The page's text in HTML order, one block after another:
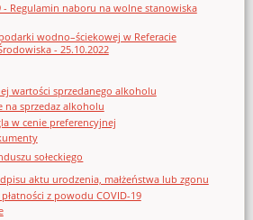
- Regulamin naboru na wolne stanowiska
wodno–ściekowej w Referacie
- 25.10.2022
wartości sprzedanego alkoholu
na sprzedaz alkoholu
w cenie preferencyjnej
sołeckiego
aktu urodzenia, małżeństwa lub zgonu
z powodu COVID-19